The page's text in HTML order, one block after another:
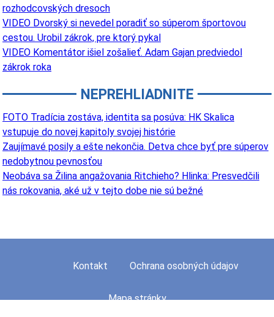
rozhodcovských dresoch
VIDEO Dvorský si nevedel poradiť so súperom športovou
cestou. Urobil zákrok, pre ktorý pykal
VIDEO Komentátor išiel zošalieť. Adam Gajan predviedol
zákrok roka
NEPREHLIADNITE
FOTO Tradícia zostáva, identita sa posúva: HK Skalica
vstupuje do novej kapitoly svojej histórie
Zaujímavé posily a ešte nekončia. Detva chce byť pre súperov
nedobytnou pevnosťou
Neobáva sa Žilina angažovania Ritchieho? Hlinka: Presvedčili
nás rokovania, aké už v tejto dobe nie sú bežné
Kontakt Ochrana osobných údajov
Mapa stránky